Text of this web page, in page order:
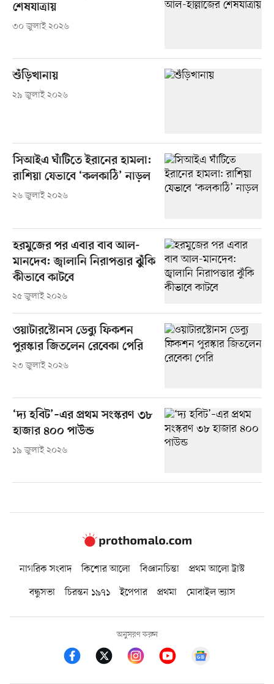
শেষযাত্রায়
৩০ জুলাই ২০২৬
শুঁড়িখানায়
২৯ জুলাই ২০২৬
সিআইএ ঘাঁটিতে ইরানের হামলা:
রাশিয়া যেভাবে ‘কলকাঠি’ নাড়ল
২৬ জুলাই ২০২৬
হরমুজের পর এবার বাব আল-
মানদেব: জ্বালানি নিরাপত্তার ঝুঁকি
কীভাবে কাটবে
২৫ জুলাই ২০২৬
ওয়াটারস্টোনস ডেব্যু ফিকশন
পুরস্কার জিতলেন রেবেকা পেরি
২৩ জুলাই ২০২৬
‘দ্য হবিট’–এর প্রথম সংস্করণ ৩৮
হাজার ৪০০ পাউন্ড
১৯ জুলাই ২০২৬
নাগরিক সংবাদ কিশোর আলো বিজ্ঞানচিন্তা
প্রথম আলো ট্রাস্ট
বন্ধুসভা
চিরন্তন ১৯৭১ ইপেপার প্রথমা মোবাইল ভ্যাস
অনুসরণ করুন